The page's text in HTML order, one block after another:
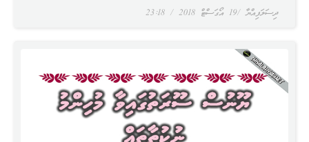
ދިސަލަފިއްޔާ 19 އޯގަސްޓް 2018